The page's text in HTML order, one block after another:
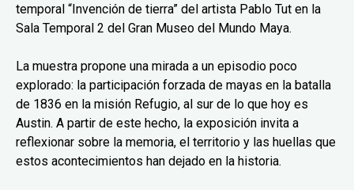
temporal “Invención de tierra” del artista Pablo Tut en la
Sala Temporal 2 del Gran Museo del Mundo Maya.
La muestra propone una mirada a un episodio poco
explorado: la participación forzada de mayas en la batalla
de 1836 en la misión Refugio, al sur de lo que hoy es
Austin. A partir de este hecho, la exposición invita a
reflexionar sobre la memoria, el territorio y las huellas que
estos acontecimientos han dejado en la historia.